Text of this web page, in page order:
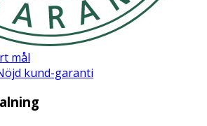
mål
kund-garanti